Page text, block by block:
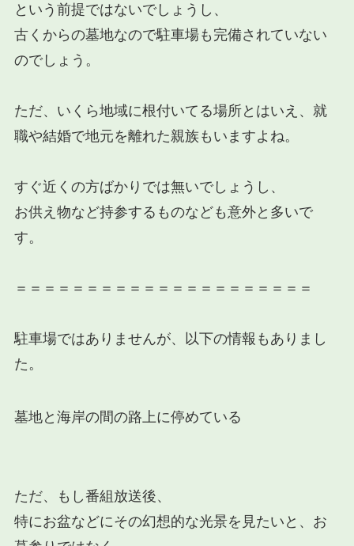
という前提ではないでしょうし、
古くからの墓地なので駐車場も完備されていない
のでしょう。
ただ、いくら地域に根付いてる場所とはいえ、就
職や結婚で地元を離れた親族もいますよね。
すぐ近くの方ばかりでは無いでしょうし、
お供え物など持参するものなども意外と多いで
す。
＝＝＝＝＝＝＝＝＝＝＝＝＝＝＝＝＝＝＝＝＝
駐車場ではありませんが、以下の情報もありまし
た 。
墓地と海岸の間の路上に停めている
ただ、もし番組放送後、
特にお盆などにその幻想的な光景を見たいと、お